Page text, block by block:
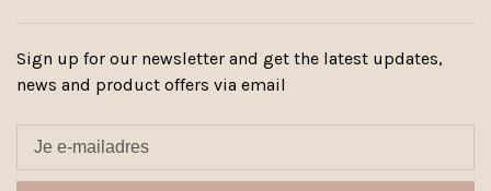
Sign up for our newsletter and get the latest updates,
news and product offers via email